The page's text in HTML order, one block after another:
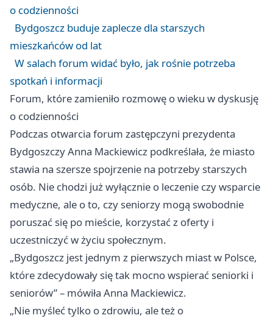
o codzienności
Bydgoszcz buduje zaplecze dla starszych
mieszkańców od lat
W salach forum widać było, jak rośnie potrzeba
spotkań i informacji
Forum, które zamieniło rozmowę o wieku w dyskusję
o codzienności
Podczas otwarcia forum zastępczyni prezydenta
Bydgoszczy Anna Mackiewicz podkreślała, że miasto
stawia na szersze spojrzenie na potrzeby starszych
osób. Nie chodzi już wyłącznie o leczenie czy wsparcie
medyczne, ale o to, czy seniorzy mogą swobodnie
poruszać się po mieście, korzystać z oferty i
uczestniczyć w życiu społecznym.
„Bydgoszcz jest jednym z pierwszych miast w Polsce,
które zdecydowały się tak mocno wspierać seniorki i
seniorów” – mówiła Anna Mackiewicz.
„Nie myśleć tylko o zdrowiu, ale też o